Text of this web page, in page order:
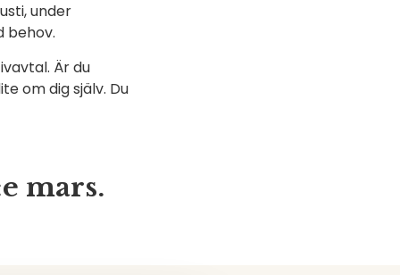
under
behov.
Är du
om dig själv. Du
mars.